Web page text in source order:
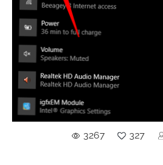
3267 327